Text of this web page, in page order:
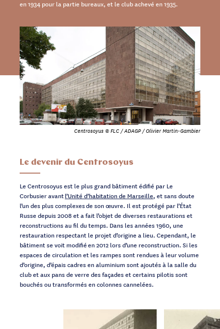
en 1934 pour la partie bureaux, et le club achevé en 1935.
Centrosoyus © FLC / ADAGP / Olivier Martin-Gambier
Le devenir du Centrosoyus
Le Centrosoyus est le plus grand bâtiment édifié par Le
Corbusier avantl’Unité d’habitation de Marseille, et sans doute
l’un des plus complexes de son œuvre. Il est protégé par l’État
Russe depuis 2008 et a fait l’objet de diverses restaurations et
reconstructions au fil du temps. Dans les années 1960, une
restauration respectant le projet d’origine a lieu. Cependant, le
bâtiment se voit modifié en 2012 lors d’une reconstruction. Si les
espaces de circulation et les rampes sont rendues à leur volume
d’origine, d’épais cadres en aluminium sont ajoutés à la salle du
club et aux pans de verre des façades et certains pilotis sont
bouchés ou transformés en colonnes cannelées.